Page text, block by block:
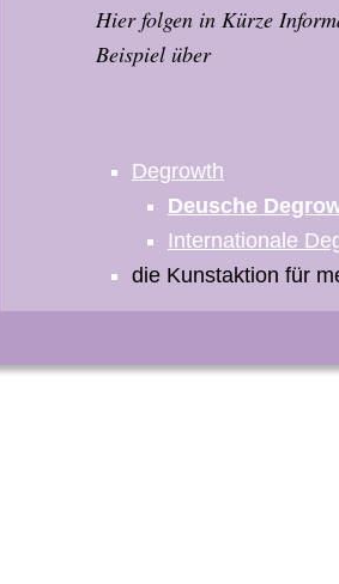
Hier folgen in Kürze
Beispiel über
Degrowth
Deusche
Internationale
die Kunstaktion für